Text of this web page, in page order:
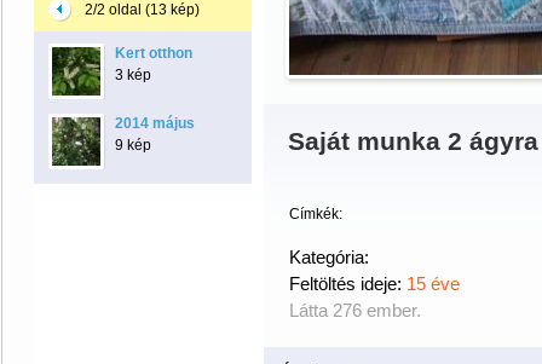
2/2 oldal (13 kép)
Kert otthon
3 kép
2014 május
9 kép
Saját munka 2 ágyra
Címkék:
Kategória:
Feltöltés ideje: 15 éve
Látta 276 ember.